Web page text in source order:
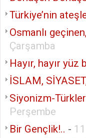
Türkiye’nin
Osmanlı
Çarşamba
Hayır, hayır yüz
İSLAM,
Siyonizm-
Perşembe
Bir Gençlik!.. -